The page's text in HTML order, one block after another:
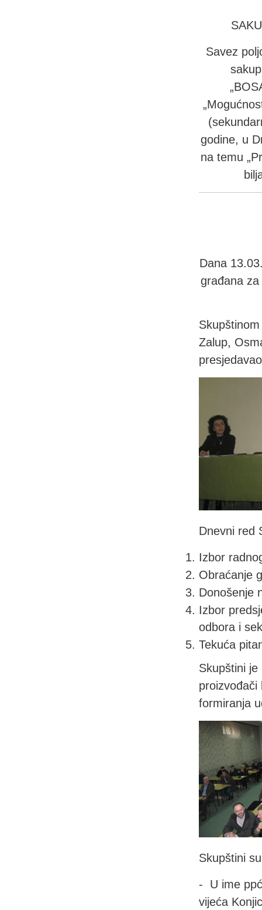
Savez
godine, u
na temu
Dana
građana
Zalup,
Dnevni red
Izbor
Obraćanje
Donošenje
Izbor
odbora i
Tekuća
Skupštini
proizvođači
formiranja
Skupštini
- U ime
vijeća